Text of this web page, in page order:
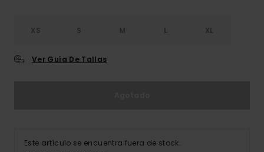
XS S M L XL
Ver Guía De Tallas
Este artículo se encuentra fuera de stock.